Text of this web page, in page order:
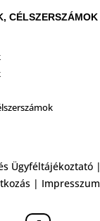
CÉLSZERSZÁMOK
Ügyféltájékoztató |
| Impresszum